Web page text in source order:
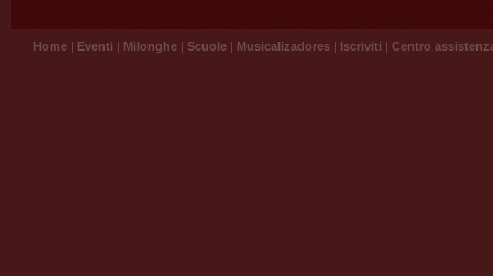
Home | Eventi | Milonghe | Scuole | Musicalizadores | Iscriviti | Centro